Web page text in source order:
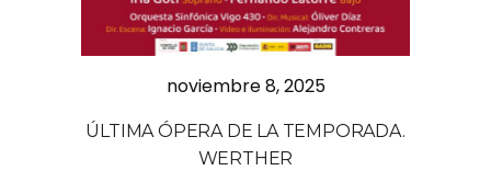
noviembre 8, 2025
ÚLTIMA ÓPERA DE LA TEMPORADA.
WERTHER